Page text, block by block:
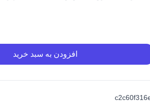
افزودن به سبد خرید